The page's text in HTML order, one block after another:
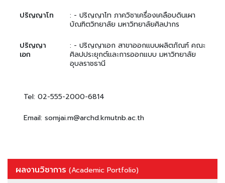
ปริญญาโท
: - ปริญญาโท ภาควิชาเครื่องเคลือบดินเผา
บัณฑิตวิทยาลัย มหาวิทยาลัยศิลปากร
ปริญญา
เอก
: - ปริญญาเอก สาขาออกแบบผลิตภัณฑ์ คณะ
ศิลปประยุกต์และการออกแบบ มหาวิทยาลัย
อุบลราชธานี
Tel: 02-555-2000-6814
Email: somjai.m@archd.kmutnb.ac.th
ผลงานวิชาการ (Academic Portfolio)